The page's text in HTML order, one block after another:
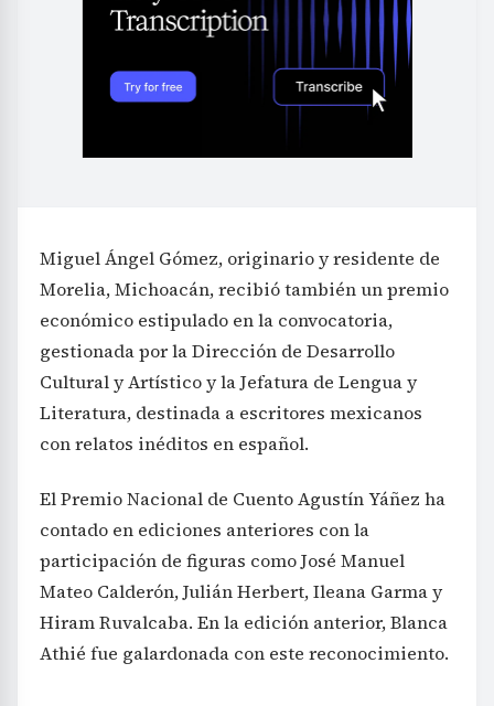
Miguel Ángel Gómez, originario y residente de
Morelia, Michoacán, recibió también un premio
económico estipulado en la convocatoria,
gestionada por la Dirección de Desarrollo
Cultural y Artístico y la Jefatura de Lengua y
Literatura, destinada a escritores mexicanos
con relatos inéditos en español.
El Premio Nacional de Cuento Agustín Yáñez ha
contado en ediciones anteriores con la
participación de figuras como José Manuel
Mateo Calderón, Julián Herbert, Ileana Garma y
Hiram Ruvalcaba. En la edición anterior, Blanca
Athié fue galardonada con este reconocimiento.